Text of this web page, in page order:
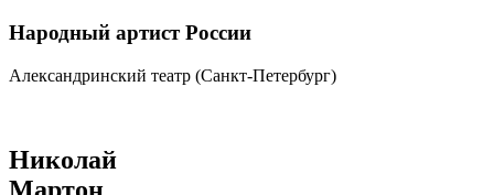
Народный артист России
Александринский театр (Санкт-Петербург)
Николай
Мартон